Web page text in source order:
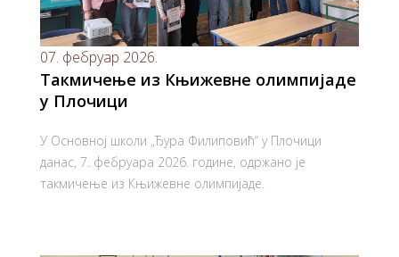
07. фебруар 2026.
Такмичење из Књижевне олимпијаде
у Плочици
У Основној школи „Ђура Филиповић“ у Плочици
данас, 7. фебруара 2026. године, одржано је
такмичење из Књижевне олимпијаде.